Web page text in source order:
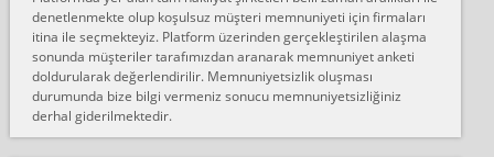
Konya ya Alicanlar naklyat la anlaştık bu şahıs evin taşınacağı gün
fiyatın mazoto gele...
Fatih kokmese:
Diyarbakır dan eşyamı getirtmek için anlaştım sözleşme yaptım.
Son anda fiyat artırdılar.. mecburiyetten tasittim.. bu kişiler ağrılı
denetlenmekte olup koşulsuz müşteri memnuniyeti için firmaları
itina ile seçmekteyiz. Platform üzerinden gerçekleştirilen alaşma
sonunda müşteriler tarafımızdan aranarak memnuniyet anketi
doldurularak değerlendirilir. Memnuniyetsizlik oluşması
durumunda bize bilgi vermeniz sonucu memnuniyetsizliğiniz
derhal giderilmektedir.